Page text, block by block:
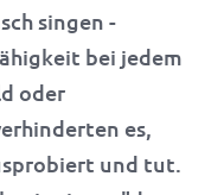
singen -
bei jedem
oder
es,
und tut.